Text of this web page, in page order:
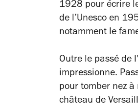
1928 pour écrire
de l’Unesco en
notamment le
Outre le passé de
impressionne.
pour tomber nez
château de